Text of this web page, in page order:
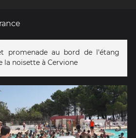
promenade au bord de l'étang
la noisette à Cervione